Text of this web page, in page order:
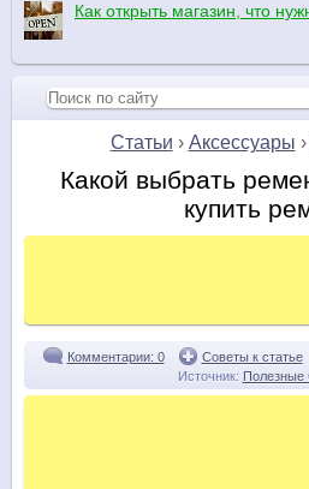
Как открыть магазин, что
Статьи › Аксессуары ›
Какой выбрать
купить
Комментарии: 0 Советы к статье
Источник: Полезные